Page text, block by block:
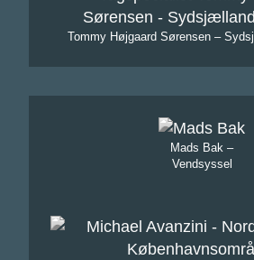
Tommy Højgaard Sørensen –
Mads Bak –
Vendsyssel